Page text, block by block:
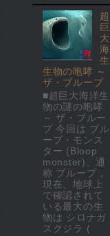
超
巨
大
海
生
生物の咆哮 ～
ザ・ブループ
■超巨大海洋生
物の謎の咆哮
～ ザ・ブルー
プ 今回は ブル
ープ・モンス
ター (Bloop
monster)、通
称 ブループ 。
現在、地球上
で確認されて
いる最大の生
物は シロナガ
スクジラ (